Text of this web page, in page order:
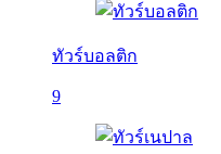
ทัวร์บอลติก
9